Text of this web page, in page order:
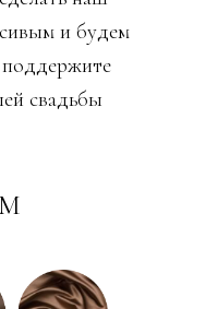
и будем
свадьбы